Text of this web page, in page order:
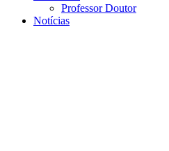
Professor Doutor
Notícias